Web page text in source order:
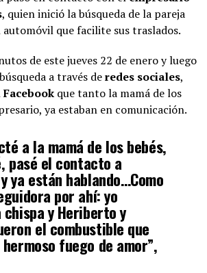
, quien inició la búsqueda de la pareja
que facilite sus traslados.
de este jueves 22 de enero y luego
a través deredes sociales,
Facebook que tanto la mamá de los
ya estaban en comunicación.
a la mamá de los bebés,
pasé el contacto a
ya están hablando…Como
por ahí: yo
chispa y Heriberto y
el combustible que
fuego de amor”,